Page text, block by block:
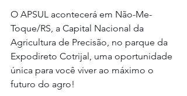
O APSUL acontecerá em Não-Me-
Toque/RS, a Capital Nacional da
Agricultura de Precisão, no parque da
Expodireto Cotrijal, uma oportunidade
única para você viver ao máximo o
futuro do agro!